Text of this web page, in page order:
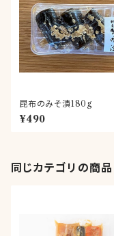
昆布のみそ漬180g
¥490
同じカテゴリの商品